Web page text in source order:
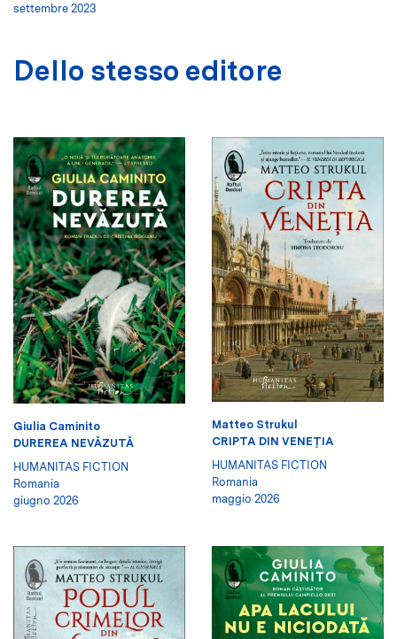
settembre 2023
Dello stesso editore
Giulia Caminito
DUREREA NEVĂZUTĂ
HUMANITAS FICTION
Romania
giugno 2026
Matteo Strukul
CRIPTA DIN VENEŢIA
HUMANITAS FICTION
Romania
maggio 2026